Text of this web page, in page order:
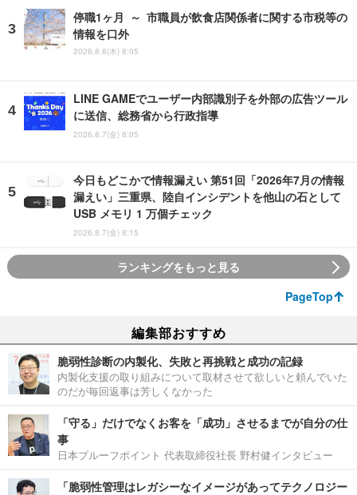
停職1ヶ月 ～ 市職員が飲食店関係者に関する市税等の
情報を口外
2026.8.6(木) 8:05
LINE GAMEでユーザー内部識別子を外部の広告ツール
に送信、総務省から行政指導
2026.8.7(金) 8:05
今日もどこかで情報漏えい 第51回「2026年7月の情報
漏えい」三重県、陸自インシデントを他山の石として
USB メモリ 1 万個チェック
2026.8.7(金) 8:15
ランキングをもっと見る
PageTop
編集部おすすめ
脆弱性診断の内製化、失敗と再挑戦と成功の記録
内製化支援の取り組みについて取材させて欲しいと頼んでいた
のだが毎回返事は芳しくなかった
「守る」だけでなくお客を「成功」させるまでが自分の仕
事
日本プルーフポイント 代表取締役社長 野村健インタビュー
「脆弱性管理はレガシーなイメージがあってテクノロジー